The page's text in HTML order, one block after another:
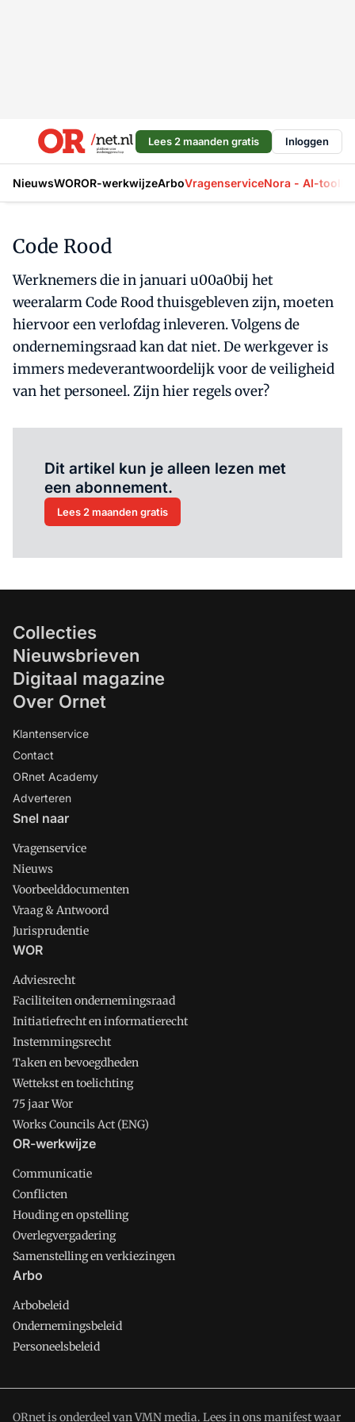
Lees 2 maanden gratis Inloggen
NieuwsWOROR-werkwijzeArboVragenserviceNora - AI-tool
Code Rood
Werknemers die in januari u00a0bij het
weeralarm Code Rood thuisgebleven zijn, moeten
hiervoor een verlofdag inleveren. Volgens de
ondernemingsraad kan dat niet. De werkgever is
immers medeverantwoordelijk voor de veiligheid
van het personeel. Zijn hier regels over?
Dit artikel kun je alleen lezen met
een abonnement.
Lees 2 maanden gratis
Collecties
Nieuwsbrieven
Digitaal magazine
Over Ornet
Klantenservice
Contact
ORnet Academy
Adverteren
Snel naar
Vragenservice
Nieuws
Voorbeelddocumenten
Vraag & Antwoord
Jurisprudentie
WOR
Adviesrecht
Faciliteiten ondernemingsraad
Initiatiefrecht en informatierecht
Instemmingsrecht
Taken en bevoegdheden
Wettekst en toelichting
75 jaar Wor
Works Councils Act (ENG)
OR-werkwijze
Communicatie
Conflicten
Houding en opstelling
Overlegvergadering
Samenstelling en verkiezingen
Arbo
Arbobeleid
Ondernemingsbeleid
Personeelsbeleid
ORnet is onderdeel van VMN media. Lees inons manifestwaar